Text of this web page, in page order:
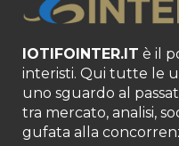
IOTIFOINTER.IT è il
interisti. Qui tutte le
uno sguardo al
tra mercato, analisi,
gufata alla